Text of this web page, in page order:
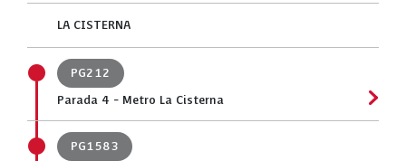
LA CISTERNA
PG212
Parada 4 - Metro La Cisterna
PG1583